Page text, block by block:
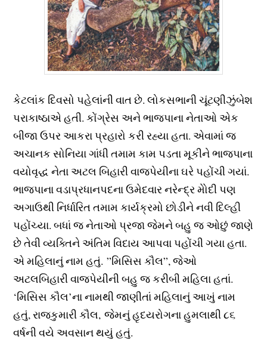
કેટલાંક દિવસો પહેલાંની વાત છે. લોકસભાની ચૂંટણીઝુંબેશ
પરાકાષ્ઠાએ હતી. કોંગ્રેસ અને ભાજપાના નેતાઓ એક
બીજા ઉપર આકરા પ્રહારો કરી રહ્યા હતા. એવામાં જ
અચાનક સોનિયા ગાંધી તમામ કામ પડતા મૂકીને ભાજપાના
વયોવૃદ્ધ નેતા અટલ બિહારી વાજપેયીના ઘરે પહોંચી ગયાં.
ભાજપાના વડાપ્રધાનપદના ઉમેદવાર નરેન્દ્ર મોેદી પણ
અગાઉથી નિર્ધારિત તમામ કાર્યક્રમો છોડીને નવી દિલ્હી
પહોંચ્યા. બધાં જ નેતાઓ પ્રજા જેમને બહુ જ ઓછું જાણે
છે તેવી વ્યક્તિને અંતિમ વિદાય આપવા પહોંચી ગયા હતા.
એ મહિલાનું નામ હતું. ”મિસિસ કૌલ”, જેઓ
અટલબિહારી વાજપેયીની બહુ જ કરીબી મહિલા હતાં.
‘મિસિસ કૌલ’ના નામથી જાણીતાં મહિલાનું આખું નામ
હતું, રાજકુમારી કૌલ, જેમનું હૃદયરોગના હુમલાથી ૮૬
વર્ષની વયે અવસાન થયું હતું.